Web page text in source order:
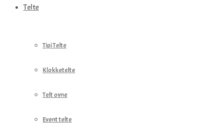
Telte
Tipi Telte
Klokketelte
Telt ovne
Event telte